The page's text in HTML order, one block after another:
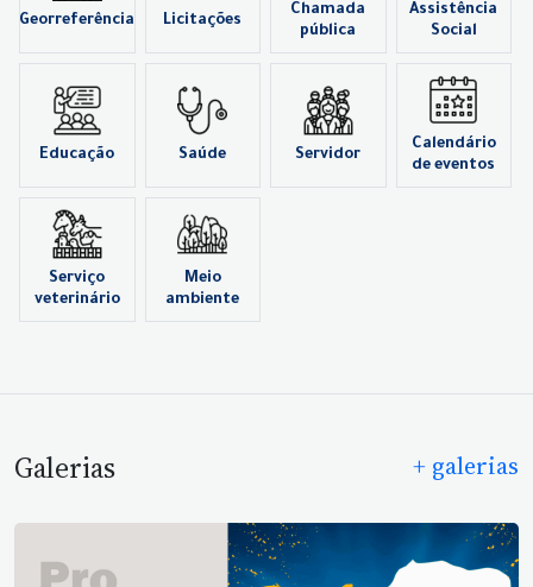
Georreferência Licitações
Chamada
pública
Assistência
Social
Educação Saúde Servidor
Calendário
de eventos
Serviço
veterinário
Meio
ambiente
Galerias + galerias